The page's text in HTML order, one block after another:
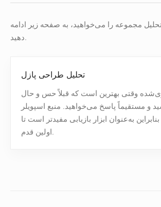
تحلیل مجموعه را می‌خواهید، به صفحه زیر ادامه
دهید.
تحلیل طراحی پازل
وقتی بهترین است که قبلاً حس و حال
و مستقیماً پاسخ می‌خواهید. منبع اسپویلر
به‌عنوان ابزار بازیابی مفیدتر است تا
اولین قدم.